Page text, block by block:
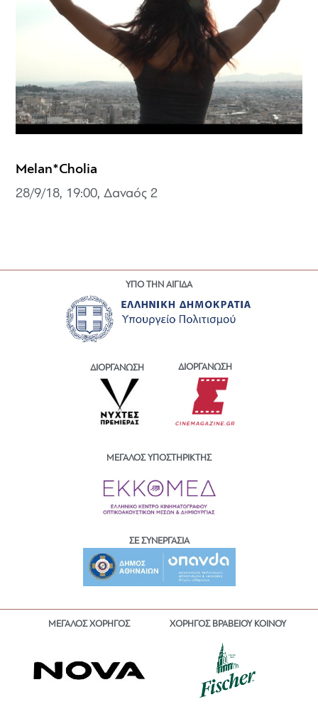
Melan*Cholia
28/9/18, 19:00,Δαναός 2
ΥΠΟ ΤΗΝ ΑΙΓΙΔΑ
ΔΙΟΡΓΑΝΩΣΗ ΔΙΟΡΓΑΝΩΣΗ
ΜΕΓΑΛΟΣ ΥΠΟΣΤΗΡΙΚΤΗΣ
ΣΕ ΣΥΝΕΡΓΑΣΙΑ
ΜΕΓΑΛΟΣ ΧΟΡΗΓΟΣ ΧΟΡΗΓΟΣ ΒΡΑΒΕΙΟΥ ΚΟΙΝΟΥ